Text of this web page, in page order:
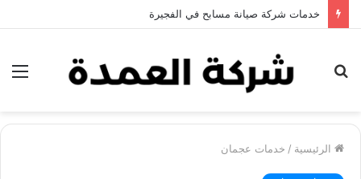
خدمات شركة صيانة مسابح في الفجيرة
الرئيسية / خدمات عجمان